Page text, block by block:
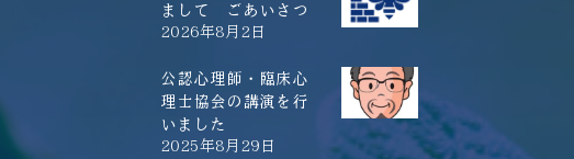
まして ごあいさつ
2026年8月2日
公認心理師・臨床心
理士協会の講演を行
いました
2025年8月29日